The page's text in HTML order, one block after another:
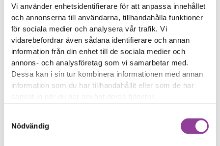
Vi använder enhetsidentifierare för att anpassa innehållet
och annonserna till användarna, tillhandahålla funktioner
för sociala medier och analysera vår trafik. Vi
vidarebefordrar även sådana identifierare och annan
information från din enhet till de sociala medier och
annons- och analysföretag som vi samarbetar med.
Dessa kan i sin tur kombinera informationen med annan
information som du har tillhandahållit eller som de har
Nödvändig
Eller välj reparation
Klicka här
HDMI
PlayStation 4
Byte av HDMI port
1 699,00kr
Klicka här
Laddning
PlayStation 4
Byte av Laddkontakt för
handkontroll
999,00 kr
Klicka här
CD läsare
PlayStation 4
Byte av CD-skiva läsare
2 499,00kr
Klicka här
Ominstallation
PlayStation 4
Ominstallation
799,00kr
599,00kr